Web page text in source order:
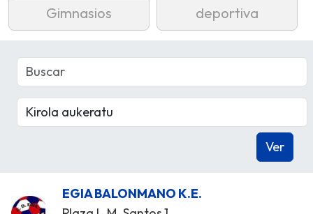
Gimnasios
deportiva
EGIA BALONMANO K.E.